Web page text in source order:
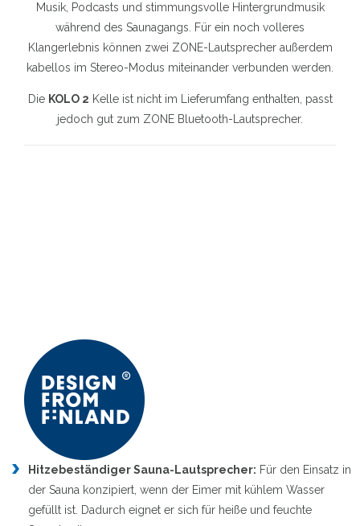
Musik, Podcasts und stimmungsvolle Hintergrundmusik
während des Saunagangs. Für ein noch volleres
Klangerlebnis können zwei ZONE-Lautsprecher außerdem
kabellos im Stereo-Modus miteinander verbunden werden.
Die KOLO 2 Kelle ist nicht im Lieferumfang enthalten, passt
jedoch gut zum ZONE Bluetooth-Lautsprecher.
Hitzebeständiger Sauna-Lautsprecher: Für den Einsatz in
der Sauna konzipiert, wenn der Eimer mit kühlem Wasser
gefüllt ist. Dadurch eignet er sich für heiße und feuchte